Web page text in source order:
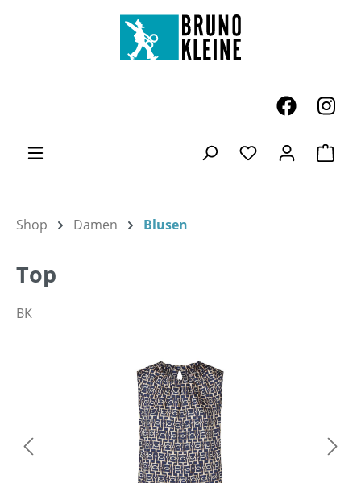
Zum Hauptinhalt springen
Du hast 0
Shop Damen Blusen
Top
BK
Bildergalerie überspringen